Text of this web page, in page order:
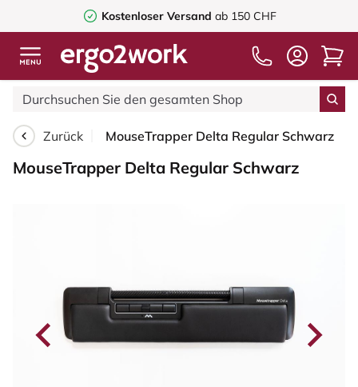
Kostenloser Versand ab 150 CHF
Zurück MouseTrapper Delta Regular Schwarz
MouseTrapper Delta Regular Schwarz